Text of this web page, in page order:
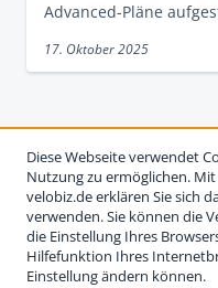
Advanced-Pläne
17. Oktober 2025
Diese Webseite verwendet
Nutzung zu ermöglichen.
velobiz.de erklären Sie sich
verwenden. Sie können die
die Einstellung Ihres
Hilfefunktion Ihres
Einstellung ändern können.